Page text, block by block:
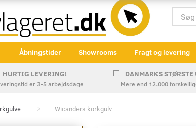
Åbningstider Showrooms Fragt og levering
HURTIG LEVERING!
er 3-5 arbejdsdage
DANMARKS STØRSTE
Mere end 12.000
Wicanders korkgulv